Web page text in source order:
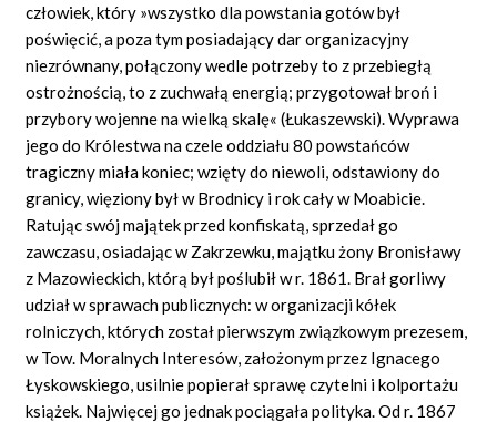
człowiek, który »wszystko dla powstania gotów był
poświęcić, a poza tym posiadający dar organizacyjny
niezrównany, połączony wedle potrzeby to z przebiegłą
ostrożnością, to z zuchwałą energią; przygotował broń i
przybory wojenne na wielką skalę« (Łukaszewski). Wyprawa
jego do Królestwa na czele oddziału 80 powstańców
tragiczny miała koniec; wzięty do niewoli, odstawiony do
granicy, więziony był w Brodnicy i rok cały w Moabicie.
Ratując swój majątek przed konfiskatą, sprzedał go
zawczasu, osiadając w Zakrzewku, majątku żony Bronisławy
z Mazowieckich, którą był poślubił w r. 1861. Brał gorliwy
udział w sprawach publicznych: w organizacji kółek
rolniczych, których został pierwszym związkowym prezesem,
w Tow. Moralnych Interesów, założonym przez Ignacego
Łyskowskiego, usilnie popierał sprawę czytelni i kolportażu
książek. Najwięcej go jednak pociągała polityka. Od r. 1867